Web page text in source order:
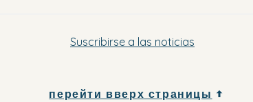
Suscribirse a las noticias
перейти вверх страницы